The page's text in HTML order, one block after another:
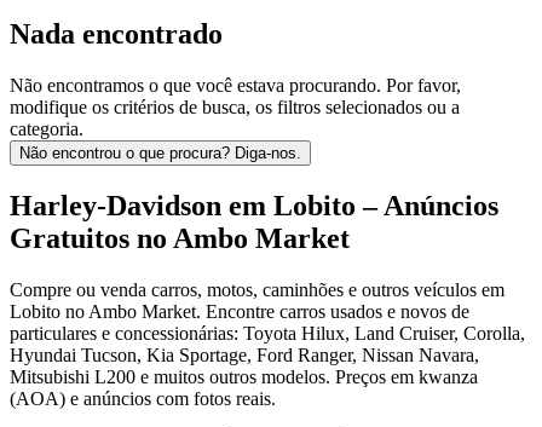
Nada encontrado
Não encontramos o que você estava procurando. Por favor,
modifique os critérios de busca, os filtros selecionados ou a
categoria.
Não encontrou o que procura? Diga-nos.
Harley-Davidson em Lobito – Anúncios
Gratuitos no Ambo Market
Compre ou venda carros, motos, caminhões e outros veículos em
Lobito no Ambo Market. Encontre carros usados e novos de
particulares e concessionárias: Toyota Hilux, Land Cruiser, Corolla,
Hyundai Tucson, Kia Sportage, Ford Ranger, Nissan Navara,
Mitsubishi L200 e muitos outros modelos. Preços em kwanza
(AOA) e anúncios com fotos reais.